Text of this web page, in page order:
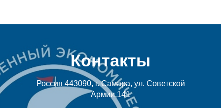
Контакты
Россия 443090, г. Самара, ул. Советской
Армии,141